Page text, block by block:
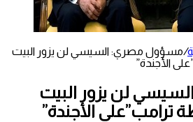
/مسؤول مصري: السيسي لن يزور البيت
الأجندة”
لن يزور البيت
ترامب”على الأجندة”